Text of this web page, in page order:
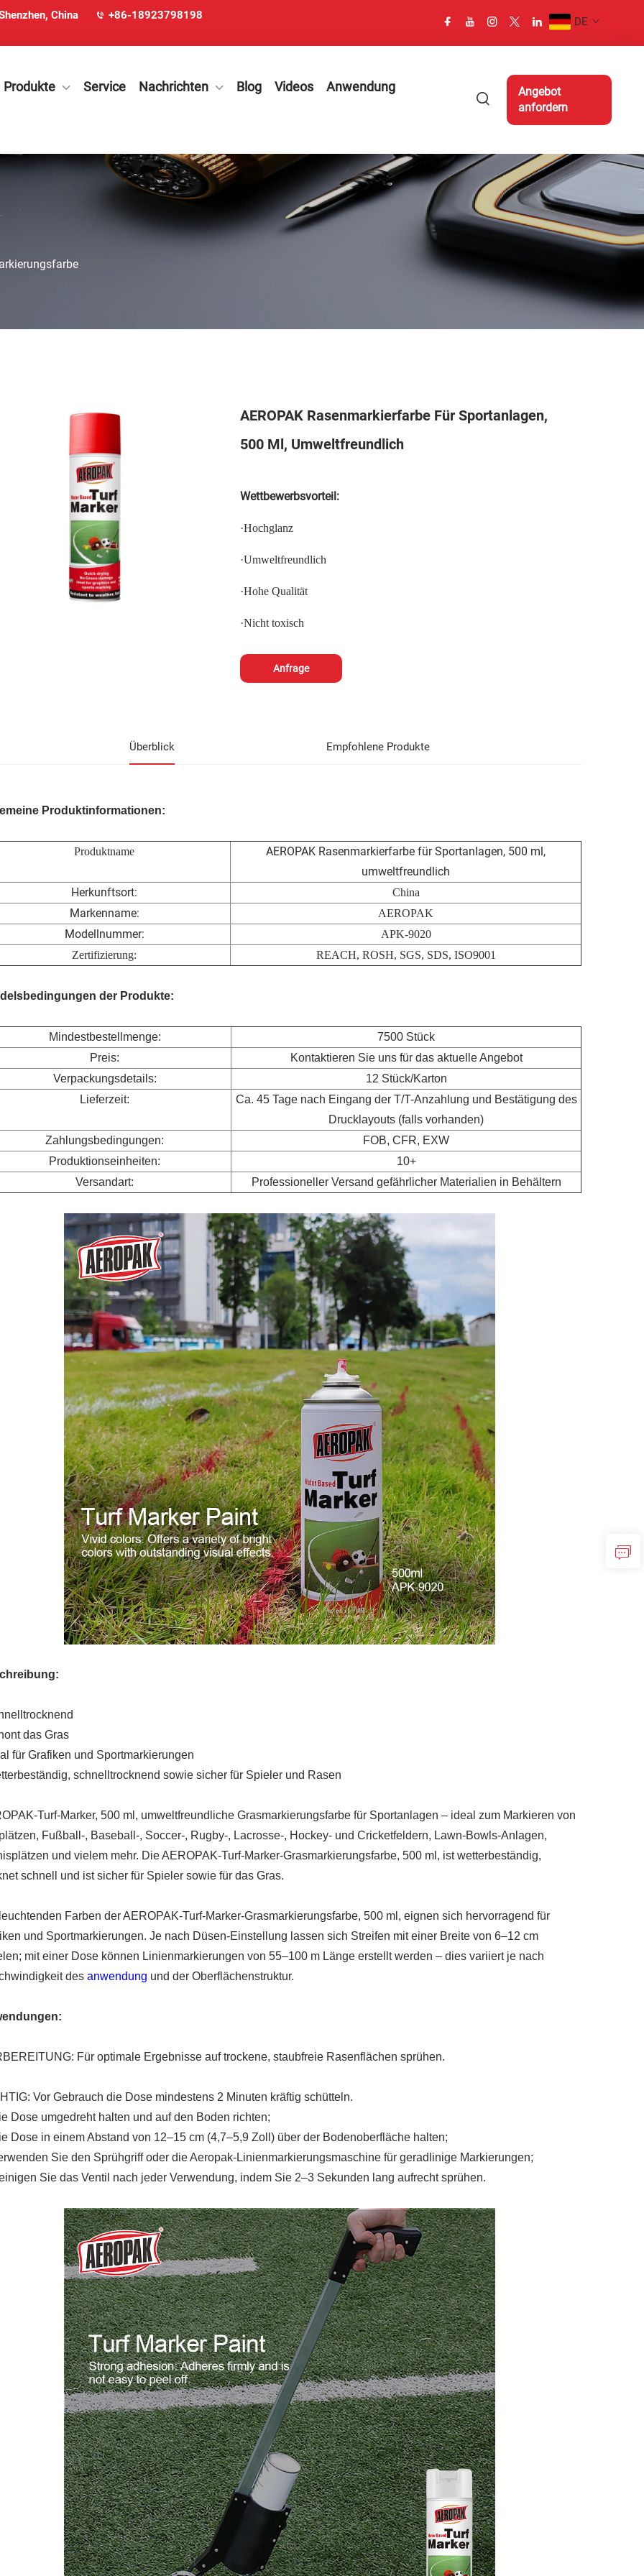
China +86-18923798198 DE
Produkte Service Nachrichten Blog Videos Anwendung
Angebot
anfordern
AEROPAK Rasenmarkierfarbe Für Sportanlagen,
500 Ml, Umweltfreundlich
Wettbewerbsvorteil:
·Hochglanz
·Umweltfreundlich
·Hohe Qualität
·Nicht toxisch
Anfrage
Überblick Empfohlene Produkte
Produktinformationen:
Produktname
AEROPAK Rasenmarkierfarbe für Sportanlagen, 500 ml,
umweltfreundlich
Herkunftsort:
China
Markenname: AEROPAK
Modellnummer:
APK-9020
Zertifizierung:
REACH, ROSH, SGS, SDS, ISO9001
der Produkte:
Mindestbestellmenge:
7500 Stück
Preis:
Kontaktieren Sie uns für das aktuelle Angebot
Verpackungsdetails:
12 Stück/Karton
Lieferzeit:
Ca. 45 Tage nach Eingang der T/T-Anzahlung und Bestätigung des
Drucklayouts (falls vorhanden)
Zahlungsbedingungen:
FOB, CFR, EXW
Produktionseinheiten:
10+
Versandart:
Professioneller Versand gefährlicher Materialien in Behältern
das Gras
für Grafiken und Sportmarkierungen
schnelltrocknend sowie sicher für Spieler und Rasen
Turf-Marker, 500 ml, umweltfreundliche Grasmarkierungsfarbe für Sportanlagen – ideal zum Markieren von
Fußball-, Baseball-, Soccer-, Rugby-, Lacrosse-, Hockey- und Cricketfeldern, Lawn-Bowls-Anlagen,
und vielem mehr. Die AEROPAK-Turf-Marker-Grasmarkierungsfarbe, 500 ml, ist wetterbeständig,
schnell und ist sicher für Spieler sowie für das Gras.
Farben der AEROPAK-Turf-Marker-Grasmarkierungsfarbe, 500 ml, eignen sich hervorragend für
und Sportmarkierungen. Je nach Düsen-Einstellung lassen sich Streifen mit einer Breite von 6–12 cm
mit einer Dose können Linienmarkierungen von 55–100 m Länge erstellt werden – dies variiert je nach
des anwendung und der Oberflächenstruktur.
Für optimale Ergebnisse auf trockene, staubfreie Rasenflächen sprühen.
Vor Gebrauch die Dose mindestens 2 Minuten kräftig schütteln.
Dose umgedreht halten und auf den Boden richten;
Dose in einem Abstand von 12–15 cm (4,7–5,9 Zoll) über der Bodenoberfläche halten;
Sie den Sprühgriff oder die Aeropak-Linienmarkierungsmaschine für geradlinige Markierungen;
Sie das Ventil nach jeder Verwendung, indem Sie 2–3 Sekunden lang aufrecht sprühen.